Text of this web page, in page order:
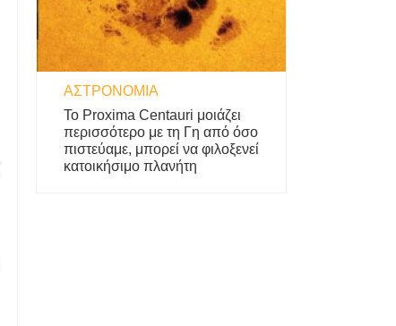
ΑΣΤΡΟΝΟΜΊΑ
Το Proxima Centauri μοιάζει
περισσότερο με τη Γη από όσο
πιστεύαμε, μπορεί να φιλοξενεί
κατοικήσιμο πλανήτη